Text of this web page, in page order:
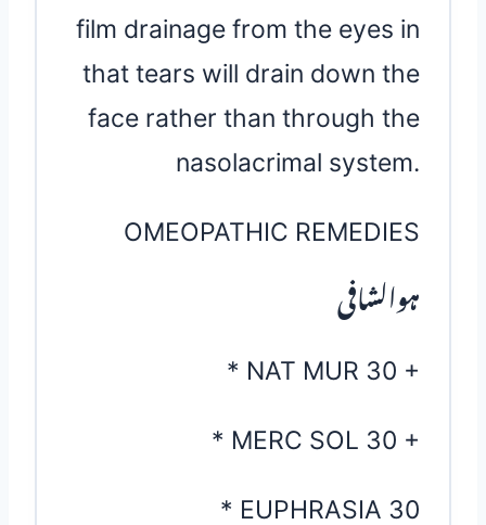
film drainage from the eyes in
that tears will drain down the
face rather than through the
nasolacrimal system.
OMEOPATHIC REMEDIES
ہوالشافی
* NAT MUR 30 +
* MERC SOL 30 +
* EUPHRASIA 30